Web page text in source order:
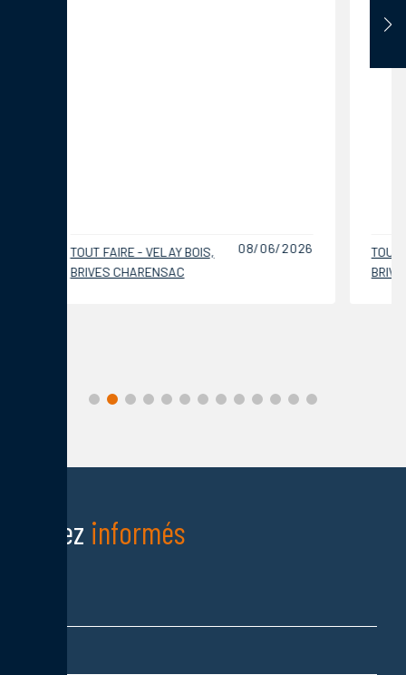
TOUT FAIRE - VELAY BOIS,
BRIVES CHARENSAC
08/06/2026
TOUT
BRIVES
Restez informés